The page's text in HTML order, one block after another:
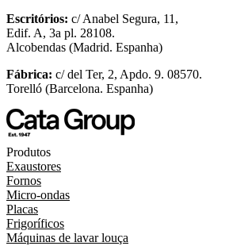
Escritórios: c/ Anabel Segura, 11,
Edif. A, 3a pl. 28108.
Alcobendas (Madrid. Espanha)
Fábrica: c/ del Ter, 2, Apdo. 9. 08570.
Torelló (Barcelona. Espanha)
Produtos
Exaustores
Fornos
Micro-ondas
Placas
Frigoríficos
Máquinas de lavar louça